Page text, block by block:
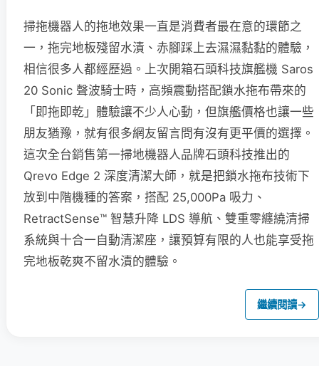
掃拖機器人的拖地效果一直是消費者最在意的環節之
一，拖完地板殘留水漬、赤腳踩上去濕濕黏黏的體驗，
相信很多人都經歷過。上次開箱石頭科技旗艦機 Saros
20 Sonic 聲波騎士時，高頻震動搭配鎖水拖布帶來的
「即拖即乾」體驗讓不少人心動，但旗艦價格也讓一些
朋友猶豫，就有很多網友留言問有沒有更平價的選擇。
這次全台銷售第一掃地機器人品牌石頭科技推出的
Qrevo Edge 2 深度清潔大師，就是把鎖水拖布技術下
放到中階機種的答案，搭配 25,000Pa 吸力、
RetractSense™ 智慧升降 LDS 導航、雙重零纏繞清掃
系統與十合一自動清潔座，讓預算有限的人也能享受拖
完地板乾爽不留水漬的體驗。
繼續閱讀→